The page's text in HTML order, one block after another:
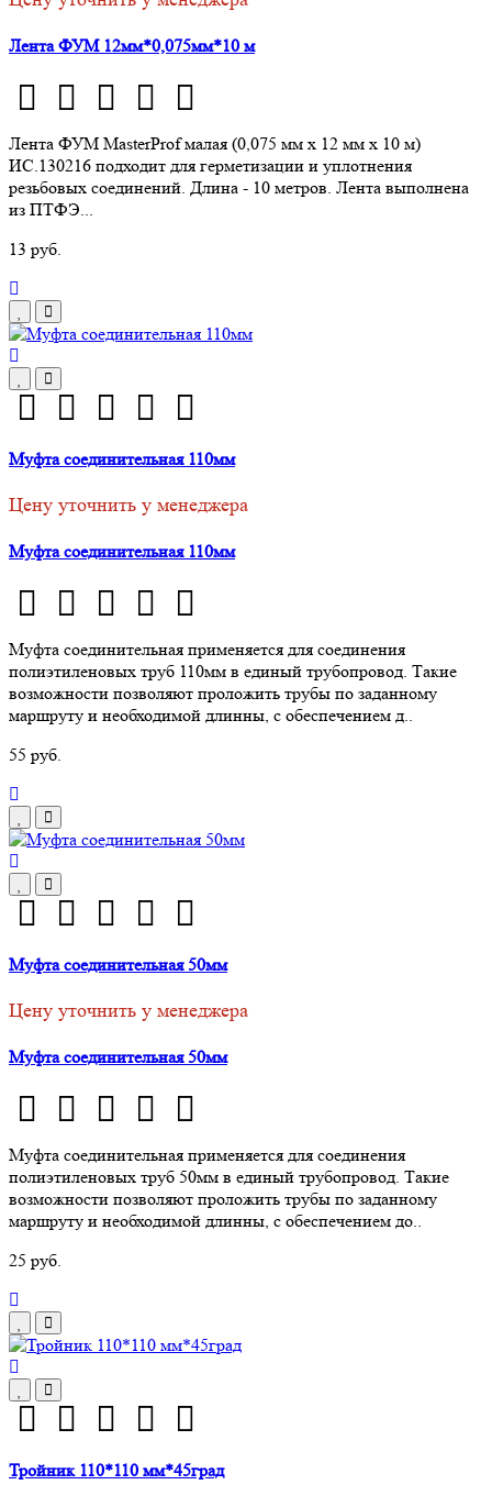
Лента ФУМ 12мм*0,075мм*10 м
Лента ФУМ MasterProf малая (0,075 мм х 12 мм х 10 м)
ИС.130216 подходит для герметизации и уплотнения
резьбовых соединений. Длина - 10 метров. Лента выполнена
из ПТФЭ...
13 руб.
Муфта соединительная 110мм
Цену уточнить у менеджера
Муфта соединительная 110мм
Муфта соединительная применяется для соединения
полиэтиленовых труб 110мм в единый трубопровод. Такие
возможности позволяют проложить трубы по заданному
маршруту и необходимой длинны, с обеспечением д..
55 руб.
Муфта соединительная 50мм
Цену уточнить у менеджера
Муфта соединительная 50мм
Муфта соединительная применяется для соединения
полиэтиленовых труб 50мм в единый трубопровод. Такие
возможности позволяют проложить трубы по заданному
маршруту и необходимой длинны, с обеспечением до..
25 руб.
Тройник 110*110 мм*45град